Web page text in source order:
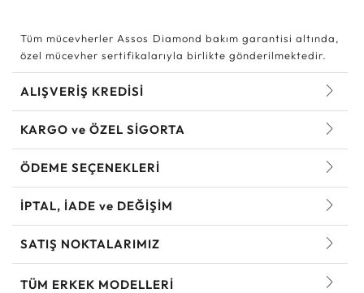
Tüm mücevherler Assos Diamond bakım garantisi altında,
özel mücevher sertifikalarıyla birlikte gönderilmektedir.
ALIŞVERİŞ KREDİSİ
KARGO ve ÖZEL SİGORTA
ÖDEME SEÇENEKLERİ
İPTAL, İADE ve DEĞİŞİM
SATIŞ NOKTALARIMIZ
TÜM ERKEK MODELLERI